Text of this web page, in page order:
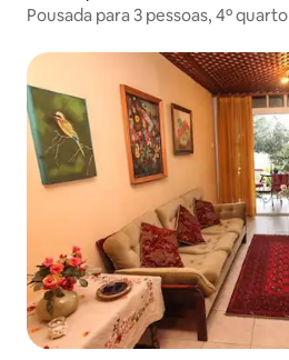
Pousada para 3 pessoas, 4º quarto